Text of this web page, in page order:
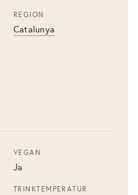
REGION
Catalunya
VEGAN
Ja
TRINKTEMPERATUR